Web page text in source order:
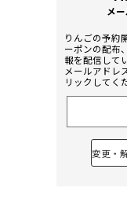
りんごの予約
ーポンの配布
報を配信して
メールアドレ
リックしてく
変更・